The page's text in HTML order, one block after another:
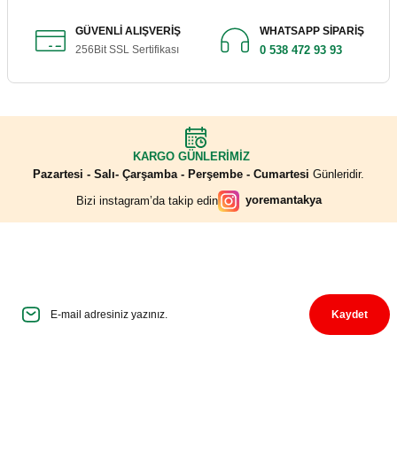
GÜVENLİ ALIŞVERİŞ
256Bit SSL Sertifikası
WHATSAPP SİPARİŞ
0 538 472 93 93
KARGO GÜNLERİMİZ
Pazartesi - Salı- Çarşamba - Perşembe - Cumartesi Günleridir.
Bizi instagram’da takip edin
yoremantakya
Kaydet